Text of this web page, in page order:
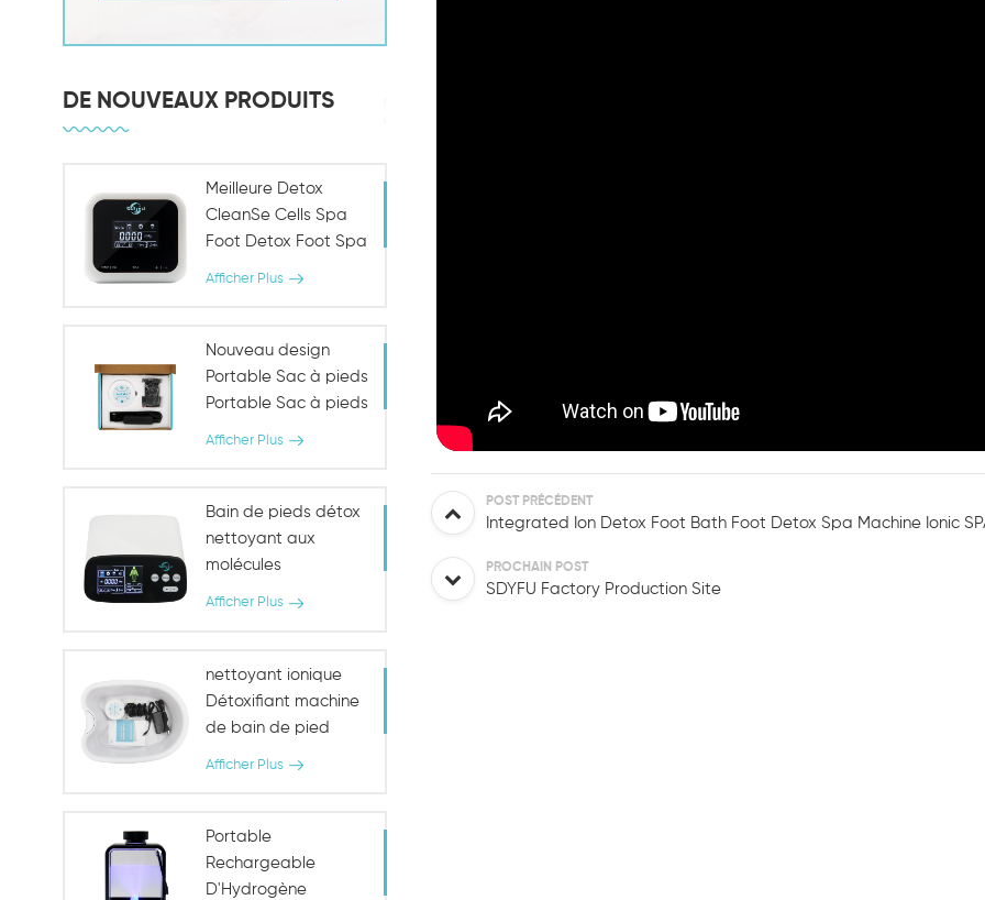
POST PRÉCÉDENT
Integrated Ion Detox Foot Bath Foot Detox Spa Machine Ionic
PROCHAIN POST
SDYFU Factory Production Site
DE NOUVEAUX PRODUITS
Meilleure Detox
CleanSe Cells Spa
Foot Detox Foot Spa
Afficher Plus
Nouveau design
Portable Sac à pieds
Portable Sac à pieds
Afficher Plus
Bain de pieds détox
nettoyant aux
molécules
d'hydrogène
Afficher Plus
nettoyant ionique
Détoxifiant machine
de bain de pied
Afficher Plus
Portable
Rechargeable
D'Hydrogène